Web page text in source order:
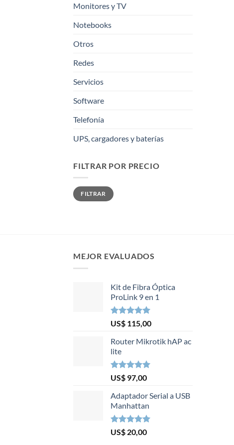
Monitores y TV
Notebooks
Otros
Redes
Servicios
Software
Telefonía
UPS, cargadores y baterías
FILTRAR POR PRECIO
Precio
mínimo
Precio
máximo
FILTRAR
MEJOR EVALUADOS
Kit de Fibra Óptica
ProLink 9 en 1
Valorado en
5.00 de 5
US$ 115,00
Router Mikrotik hAP ac
lite
Valorado en
5.00 de 5
US$ 97,00
Adaptador Serial a USB
Manhattan
Valorado en
5.00 de 5
US$ 20,00